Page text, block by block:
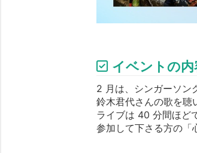
イベントの内
2 月は、シンガーソン
鈴木君代さんの歌を聴
ライブは 40 分間ほど
参加して下さる方の「